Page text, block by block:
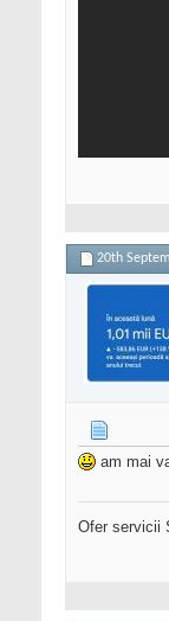
20th
am mai
Ofer servicii